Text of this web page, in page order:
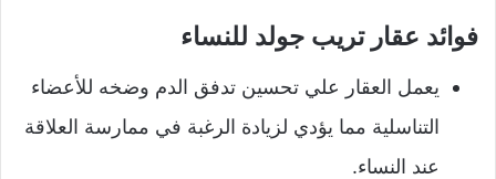
فوائد عقار تريب جولد للنساء
يعمل العقار علي تحسين تدفق الدم وضخه للأعضاء
التناسلية مما يؤدي لزيادة الرغبة في ممارسة العلاقة
عند النساء.